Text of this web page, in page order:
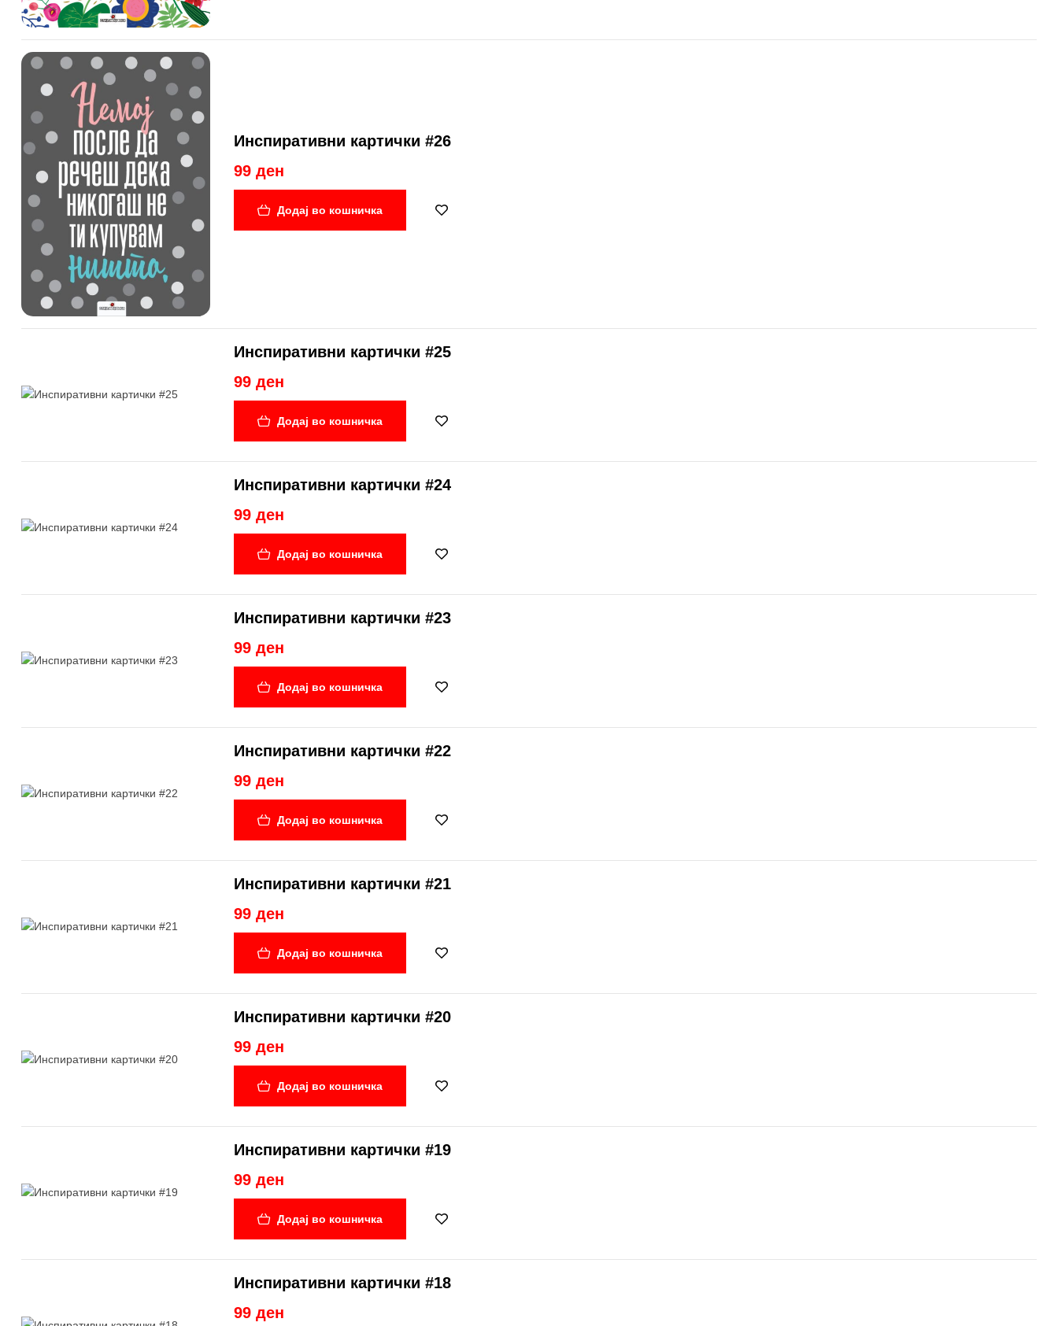
Инспиративни картички #26
99 ден
Додај во кошничка
Инспиративни картички #25
99 ден
Додај во кошничка
Инспиративни картички #24
99 ден
Додај во кошничка
Инспиративни картички #23
99 ден
Додај во кошничка
Инспиративни картички #22
99 ден
Додај во кошничка
Инспиративни картички #21
99 ден
Додај во кошничка
Инспиративни картички #20
99 ден
Додај во кошничка
Инспиративни картички #19
99 ден
Додај во кошничка
Инспиративни картички #18
99 ден